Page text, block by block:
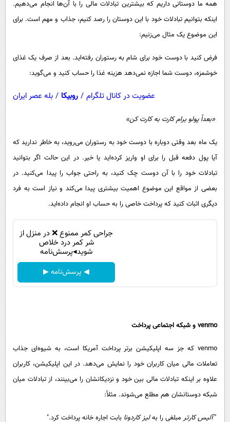
سرگرمی
فناوری
حوادث
سلامت
اجتماعی
حیات وحش
سیاست خارجی
پیامک
روانشناسی
دانلود
همه ما دوستانی داریم که بیشترین تبادلات مالی را با آن‌ها انجام می‌دهیم.
اینکه بتوانیم تبادلات خود با این دوستان را رصد کنیم، جذاب و مهم است. برای
این موضوع یک مثال می‌زنیم:
فرض کنید با دوست خود برای شام به رستوران رفته‌اید. بعد از صرف یک غذای
خوشمزه، دوست شما اجازه نمی‌دهد هزینه غذا را حساب کنید و می‌گوید:
عضویت در کانال تلگرام / روبیکا / بله عصر ایران
«بعداً پولو برام کارت به کارت کن»
یک ماه بعد وقتی دوباره با دوست خود به رستوران می‌روید، به خاطر ندارید که
آیا پول دفعه قبل را برای او واریز کرده‌اید یا خیر. در این حالت اگر بتوانید
تبادلات خود را با آن دوست چک کنید، به راحتی جواب را پیدا می‌کنید. در
بعضی از مواقع این موضوع اهمیت بیشتری پیدا می‌کند و نیاز است به فرد
دیگری اثبات کنید که پرداخت خاصی را به حساب او انجام داده‌اید.
جراحی کمر ممنوع ❌ در منزل از
شر کمر درد خلاص
شوید◂پرسش‌نامه
◀ پرسش‌نامه ▶
venmoو شبکه اجتماعی پرداخت
venmo که جز سه اپلیکیشن برتر پرداخت آمریکا است، به شیوه‌ای جذاب
تعاملات مالی میان کاربران خود را نمایش می‌دهد. در این اپلیکیشن، کاربران
علاوه بر اینکه تبادلات مالی بین خود و نزدیکانشان را می‌بینند، از تبادلات میان
شبکه دوستانشان هم مطلع می‌شوند. مثلاً:
"آلیس کارترمبلغی را بهلیز کاردونا بابت اجاره خانه پرداخت کرد."